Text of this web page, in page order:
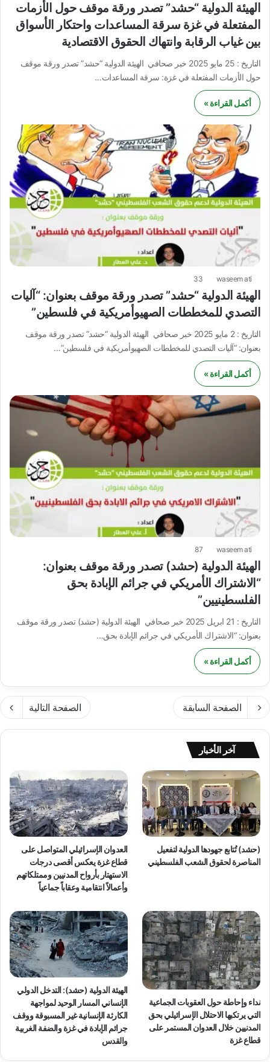
الهيئة الدولية “حشد” تصدر ورقة موقف حول الأزمات
المفتعلة في غزة سرقة المساعدات واحتكار الأسواق
بين غياب الرقابة وانتهاك الحقوق الاقتصادية
التاريخ : 25 مايو 2025 خبر صحافي الهيئة الدولية “حشد” تصدر ورقة موقف
حول الأزمات المفتعلة في غزة: سرقة المساعدات…
أكمل القراءة »
waseem ati
33
الهيئة الدولية “حشد” تصدر ورقة موقف بعنوان: “آليات
التصدي للمخططات الصهيوأمريكية في فلسطين”
التاريخ : 2 مايو 2025 خبر صحافي الهيئة الدولية “حشد” تصدر ورقة موقف
بعنوان: “آليات التصدي للمخططات الصهيوأمريكية في فلسطين”…
أكمل القراءة »
waseem ati
87
الهيئة الدولية (حشد) تصدر ورقة موقف بعنوان:
“الاشتراك الأمريكي في جرائم الإبادة بحق
الفلسطينيين”
التاريخ : 21 ابريل 2025 خبر صحافي الهيئة الدولية (حشد) تصدر ورقة موقف
بعنوان: “الاشتراك الأمريكي في جرائم الإبادة بحق…
أكمل القراءة »
الصفحة السابقة الصفحة التالية
آخر الأخبار
(حشد) تُتابع جهودها الدولية لتفعيل
المناصرة لحقوق الشعب الفلسطيني
العدوان الإسرائيلي المتواصل على
قطاع غزة يعكس أقصى درجات
الاستهتار بأرواح المدنيين وممتلكاتهم
وأعمالاً انتقامية وعقاباً جماعياً
نداء وإحاطة حول العقوبات الجماعية
التي يرتكبها الاحتلال الإسرائيلي بحق
المدنيين خلال العدوان المستمر على
قطاع غزة
الهيئة الدولية (حشد): التدخل الدولي
الإنساني المسار الوحيد لمواجهة
الكارثة الإنسانية غير المسبوقة ووقف
جرائم الإبادة في غزة والضفة الغربية
والقدس